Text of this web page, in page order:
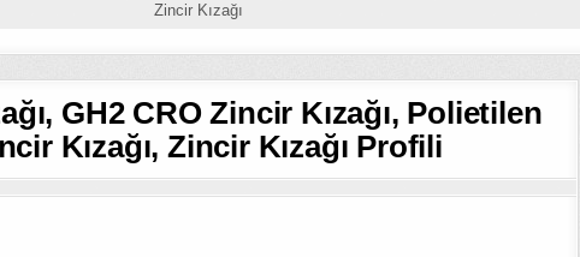
Zincir Kızağı
GH2 CRO Zincir Kızağı, Polietilen
Kızağı, Zincir Kızağı Profili